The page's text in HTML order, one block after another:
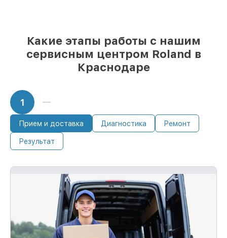
Какие этапы работы с нашим
сервисным центром Roland в
Краснодаре
1
Прием и доставка Диагностика Ремонт
Результат